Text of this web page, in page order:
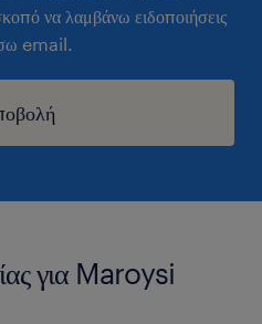
να λαμβάνω ειδοποιήσεις
email.
για Maroysi